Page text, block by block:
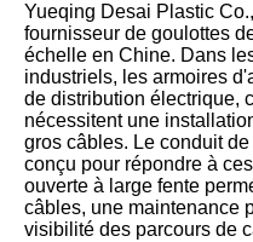
Yueqing Desai Plastic
fournisseur de goulottes
échelle en Chine. Dans
industriels, les armoires
de distribution électrique,
nécessitent une
gros câbles. Le conduit
conçu pour répondre à
ouverte à large fente
câbles, une maintenance
visibilité des parcours de